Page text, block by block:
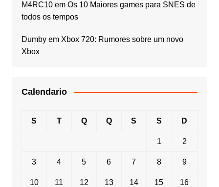
M4RC10em Os 10 Maiores games para SNES de
todos os tempos
Dumbyem Xbox 720: Rumores sobre um novo
Xbox
Calendario
S T Q Q S S D
1 2
3 4 5 6 7 8 9
10 11 12 13 14 15 16